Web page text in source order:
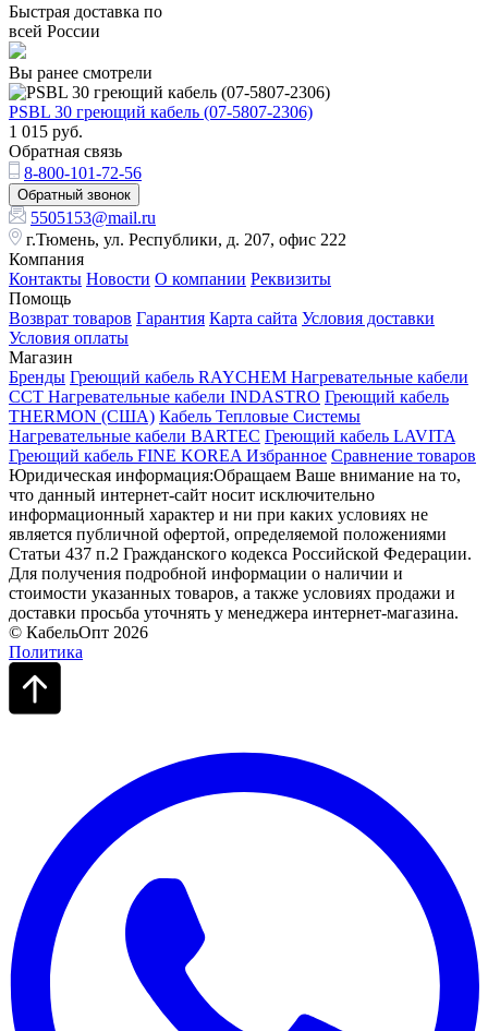
Быстрая доставка по
всей России
Вы ранее смотрели
PSBL 30 греющий кабель (07-5807-2306)
1 015 руб.
Обратная связь
8-800-101-72-56
Обратный звонок
5505153@mail.ru
г.Тюмень, ул. Республики, д. 207, офис 222
Компания
Контакты Новости О компании Реквизиты
Помощь
Возврат товаров Гарантия Карта сайта Условия доставки
Условия оплаты
Магазин
Бренды Греющий кабель RAYCHEM Нагревательные кабели
ССТ Нагревательные кабели INDASTRO Греющий кабель
THERMON (США) Кабель Тепловые Системы
Нагревательные кабели BARTEC Греющий кабель LAVITA
Греющий кабель FINE KOREA Избранное Сравнение товаров
Юридическая информация:Обращаем Ваше внимание на то,
что данный интернет-сайт носит исключительно
информационный характер и ни при каких условиях не
является публичной офертой, определяемой положениями
Статьи 437 п.2 Гражданского кодекса Российской Федерации.
Для получения подробной информации о наличии и
стоимости указанных товаров, а также условиях продажи и
доставки просьба уточнять у менеджера интернет-магазина.
© КабельОпт 2026
Политика